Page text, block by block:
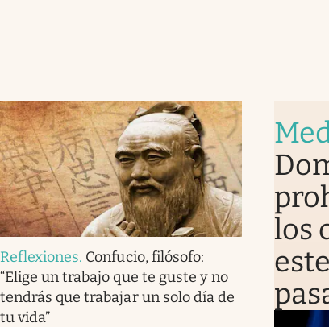
Reflexiones. Confucio, filósofo:
“Elige un trabajo que te guste y no
tendrás que trabajar un solo día de
tu vida”
los